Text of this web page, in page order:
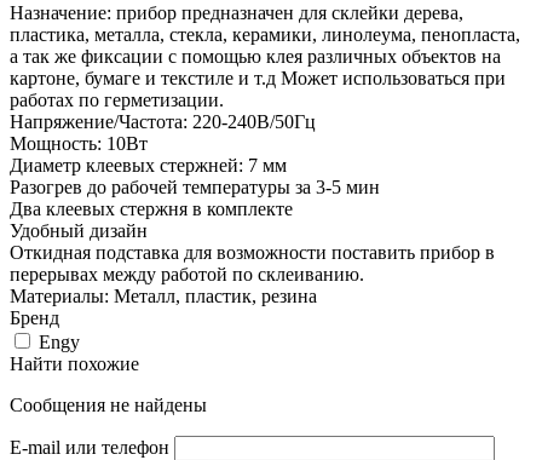
Назначение: прибор предназначен для склейки дерева,
пластика, металла, стекла, керамики, линолеума, пенопласта,
а так же фиксации с помощью клея различных объектов на
картоне, бумаге и текстиле и т.д Может использоваться при
работах по герметизации.
Напряжение/Частота: 220-240В/50Гц
Мощность: 10Вт
Диаметр клеевых стержней: 7 мм
Разогрев до рабочей температуры за 3-5 мин
Два клеевых стержня в комплекте
Удобный дизайн
Откидная подставка для возможности поставить прибор в
перерывах между работой по склеиванию.
Материалы: Металл, пластик, резина
Бренд
Engy
Найти похожие
Сообщения не найдены
E-mail или телефон